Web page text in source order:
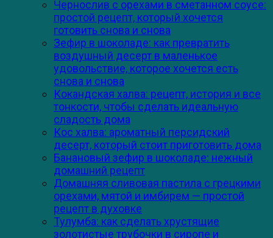
Чернослив с орехами в сметанном соусе:
простой рецепт, который хочется
готовить снова и снова
Зефир в шоколаде: как превратить
воздушный десерт в маленькое
удовольствие, которое хочется есть
снова и снова
Кокандская халва: рецепт, история и все
тонкости, чтобы сделать идеальную
сладость дома
Кос халва: ароматный персидский
десерт, который стоит приготовить дома
Банановый зефир в шоколаде: нежный
домашний рецепт
Домашняя сливовая пастила с грецкими
орехами, мятой и имбирем — простой
рецепт в духовке
Тулумба: как сделать хрустящие
золотистые трубочки в сиропе и